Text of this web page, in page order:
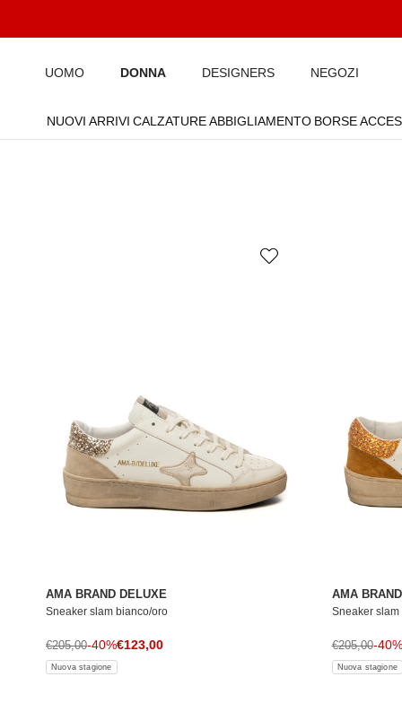
UOMO DONNA DESIGNERS NEGOZI
NUOVI ARRIVI CALZATURE ABBIGLIAMENTO BORSE
AMA BRAND DELUXE
Sneaker slam bianco/oro
Prezzo di vendita
€123,00
Prezzo normale
€205,00-40%
Nuova stagione
AMA
Sneaker
Prezzo
€205,00-40%
Nuova stagione